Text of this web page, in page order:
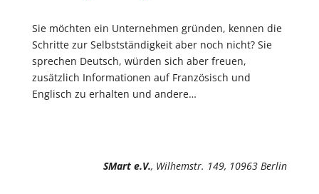
Sie möchten ein Unternehmen gründen, kennen die
Schritte zur Selbstständigkeit aber noch nicht? Sie
sprechen Deutsch, würden sich aber freuen,
zusätzlich Informationen auf Französisch und
Englisch zu erhalten und andere…
SMart e.V., Wilhemstr. 149, 10963 Berlin